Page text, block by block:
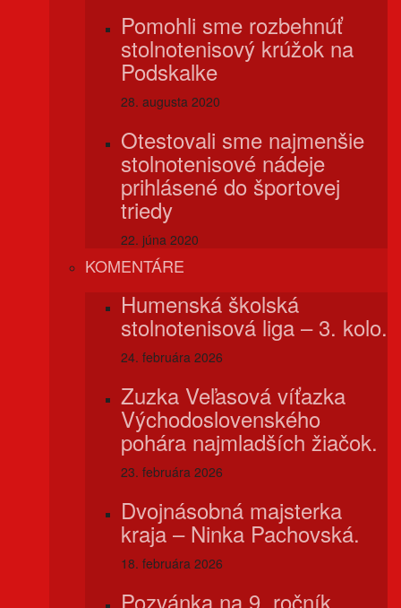
Pomohli sme rozbehnúť
stolnotenisový krúžok na
Podskalke
28. augusta 2020
Otestovali sme najmenšie
stolnotenisové nádeje
prihlásené do športovej
triedy
22. júna 2020
KOMENTÁRE
Humenská školská
stolnotenisová liga – 3. kolo.
24. februára 2026
Zuzka Veľasová víťazka
Východoslovenského
pohára najmladších žiačok.
23. februára 2026
Dvojnásobná majsterka
kraja – Ninka Pachovská.
18. februára 2026
Pozvánka na 9. ročník